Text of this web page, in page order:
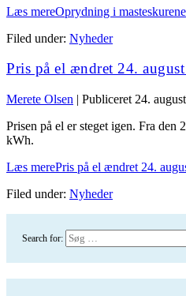
Læs mereOprydning i masteskurene
Filed under: Nyheder
Pris på el ændret 24.
Merete Olsen | Publiceret 24.
Prisen på el er steget igen. Fra den
kWh.
Læs merePris på el ændret 24.
Filed under: Nyheder
Search for: